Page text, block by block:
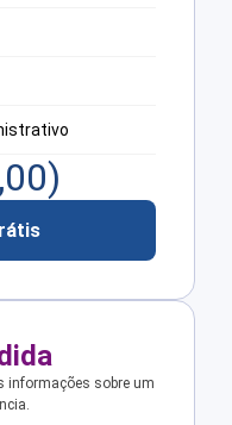
)
informações sobre um